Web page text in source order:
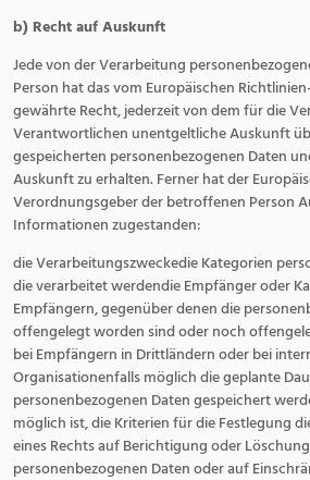
b) Recht auf Auskunft
Jede von der Verarbeitung
Person hat das vom Europäischen
gewährte Recht, jederzeit von dem für die
Verantwortlichen unentgeltliche Auskunft
gespeicherten personenbezogenen Daten
Auskunft zu erhalten. Ferner hat der
Verordnungsgeber der betroffenen Person
Informationen zugestanden:
die Verarbeitungszweckedie Kategorien
die verarbeitet werdendie Empfänger oder
Empfängern, gegenüber denen die
offengelegt worden sind oder noch
bei Empfängern in Drittländern oder bei
Organisationenfalls möglich die geplante
personenbezogenen Daten gespeichert
möglich ist, die Kriterien für die Festlegung
eines Rechts auf Berichtigung oder
personenbezogenen Daten oder auf